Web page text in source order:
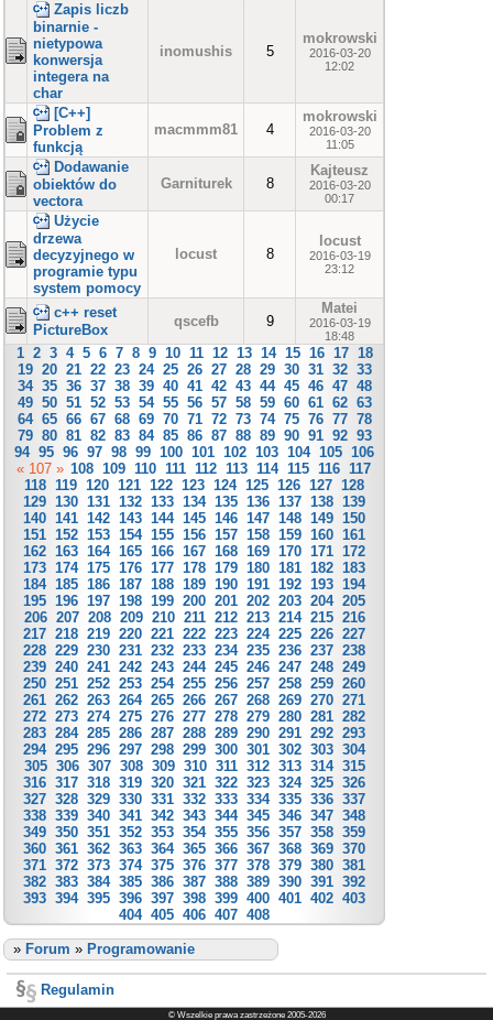
Zapis liczb
binarnie -
nietypowa
konwersja
integera na
char
inomushis 5
mokrowski
2016-03-20
12:02
[C++]
Problem z
funkcją
macmmm81 4
mokrowski
2016-03-20
11:05
Dodawanie
obiektów do
vectora
Garniturek 8
Kajteusz
2016-03-20
00:17
Użycie
drzewa
decyzyjnego w
programie typu
system pomocy
locust 8
locust
2016-03-19
23:12
c++ reset
PictureBox
qscefb 9
Matei
2016-03-19
18:48
1 2 3 4 5 6 7 8 9 10 11 12 13 14 15 16 17 18
19 20 21 22 23 24 25 26 27 28 29 30 31 32 33
34 35 36 37 38 39 40 41 42 43 44 45 46 47 48
49 50 51 52 53 54 55 56 57 58 59 60 61 62 63
64 65 66 67 68 69 70 71 72 73 74 75 76 77 78
79 80 81 82 83 84 85 86 87 88 89 90 91 92 93
94 95 96 97 98 99 100 101 102 103 104 105 106
« 107 » 108 109 110 111 112 113 114 115 116 117
118 119 120 121 122 123 124 125 126 127 128
129 130 131 132 133 134 135 136 137 138 139
140 141 142 143 144 145 146 147 148 149 150
151 152 153 154 155 156 157 158 159 160 161
162 163 164 165 166 167 168 169 170 171 172
173 174 175 176 177 178 179 180 181 182 183
184 185 186 187 188 189 190 191 192 193 194
195 196 197 198 199 200 201 202 203 204 205
206 207 208 209 210 211 212 213 214 215 216
217 218 219 220 221 222 223 224 225 226 227
228 229 230 231 232 233 234 235 236 237 238
239 240 241 242 243 244 245 246 247 248 249
250 251 252 253 254 255 256 257 258 259 260
261 262 263 264 265 266 267 268 269 270 271
272 273 274 275 276 277 278 279 280 281 282
283 284 285 286 287 288 289 290 291 292 293
294 295 296 297 298 299 300 301 302 303 304
305 306 307 308 309 310 311 312 313 314 315
316 317 318 319 320 321 322 323 324 325 326
327 328 329 330 331 332 333 334 335 336 337
338 339 340 341 342 343 344 345 346 347 348
349 350 351 352 353 354 355 356 357 358 359
360 361 362 363 364 365 366 367 368 369 370
371 372 373 374 375 376 377 378 379 380 381
382 383 384 385 386 387 388 389 390 391 392
393 394 395 396 397 398 399 400 401 402 403
404 405 406 407 408
» Forum » Programowanie
Regulamin
© Wszelkie prawa zastrzeżone 2005-2026